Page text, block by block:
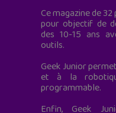
Ce magazine de
pour objectif de
des 10-15 ans
outils.
Geek Junior
et à la
programmable.
Enfin, Geek